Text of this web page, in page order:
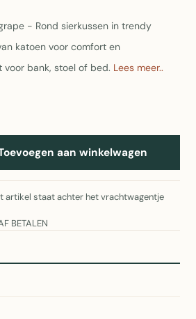
- Rond sierkussen in trendy
katoen voor comfort en
voor bank, stoel of bed. Lees meer..
aan winkelwagen
artikel staat achter het vrachtwagentje
BETALEN